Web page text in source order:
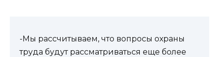
-Мы рассчитываем, что вопросы охраны
труда будут рассматриваться еще более